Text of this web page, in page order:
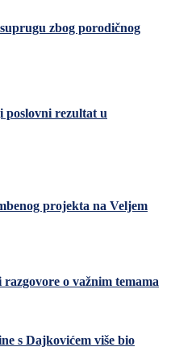
zbog porodičnog
poslovni rezultat u
projekta na Veljem
o važnim temama
s Dajkovićem više bio